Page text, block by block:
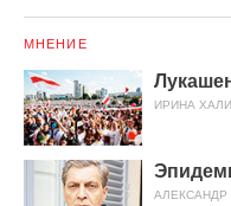
МНЕНИЕ
ИРИНА
АЛЕКСАНДР